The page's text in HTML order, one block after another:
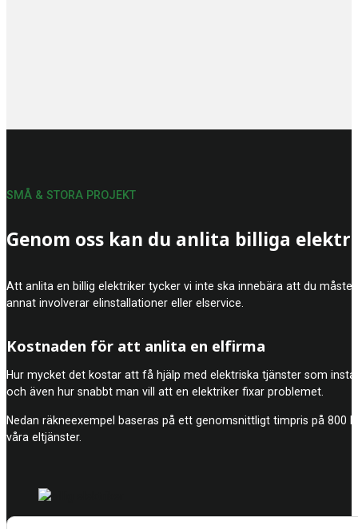
Genom oss kan du anlita billiga
Att anlita en billig elektriker tycker vi inte ska innebära att du
annat involverar elinstallationer eller elservice.
SMÅ & STORA PROJEKT
Kostnaden för att anlita en elfirma
Hur mycket det kostar att få hjälp med elektriska tjänster som
och även hur snabbt man vill att en elektriker fixar problemet.
Nedan räkneexempel baseras på ett genomsnittligt timpris på 800
våra eltjänster.